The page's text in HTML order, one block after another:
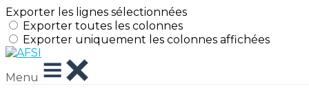
Exporter les lignes sélectionnées
Exporter toutes les colonnes
Exporter uniquement les colonnes affichées
Menu